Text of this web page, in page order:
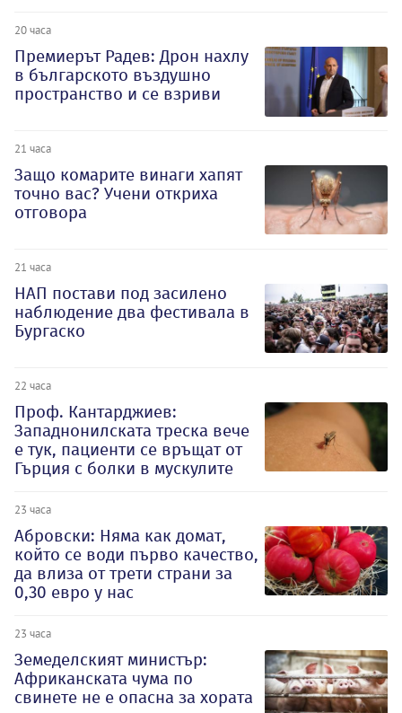
20 часа
Премиерът Радев: Дрон нахлу
в българското въздушно
пространство и се взриви
21 часа
Защо комарите винаги хапят
точно вас? Учени откриха
отговора
21 часа
НАП постави под засилено
наблюдение два фестивала в
Бургаско
22 часа
Проф. Кантарджиев:
Западнонилската треска вече
е тук, пациенти се връщат от
Гърция с болки в мускулите
23 часа
Абровски: Няма как домат,
който се води първо качество,
да влиза от трети страни за
0,30 евро у нас
23 часа
Земеделският министър:
Африканската чума по
свинете не е опасна за хората